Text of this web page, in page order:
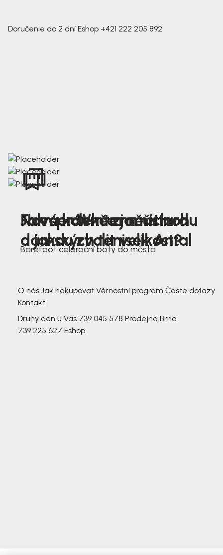
Doručenie do 2 dní Eshop +421 222 205 892
Nová kolekce jarních
dámských tenisek Antal
Jak správně změřit nohu
a jakou zvolit velikost?
Farmer Winter mustard
Barefoot celoroční boty do města
O nás Jak nakupovat Věrnostní program Časté dotazy
Kontakt
Druhý den u Vás 739 045 578 Prodejna Brno
739 225 627 Eshop